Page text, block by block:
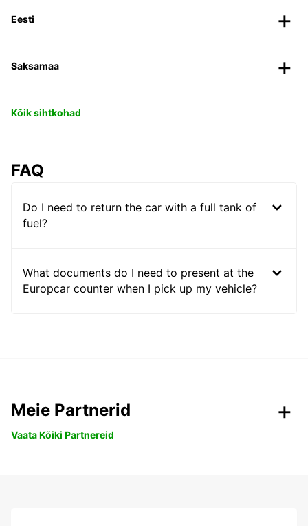
Eesti
Saksamaa
Kõik sihtkohad
FAQ
Do I need to return the car with a full tank of
fuel?
What documents do I need to present at the
Europcar counter when I pick up my vehicle?
Meie Partnerid
Vaata Kõiki Partnereid